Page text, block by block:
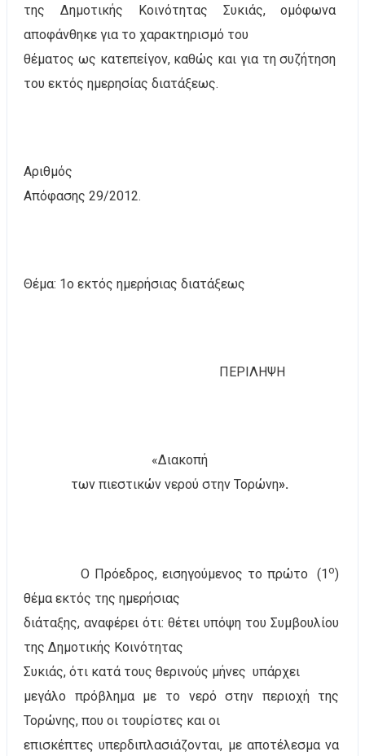
της Δημοτικής Κοινότητας Συκιάς, ομόφωνα
αποφάνθηκε για το χαρακτηρισμό του
θέματος ως κατεπείγον, καθώς και για τη συζήτηση
του εκτός ημερησίας διατάξεως.
Αριθμός
Απόφασης 29/2012.
Θέμα: 1ο εκτός ημερήσιας διατάξεως
ΠΕΡΙΛΗΨΗ
«Διακοπή
των πιεστικών νερού στην Τορώνη».
Ο Πρόεδρος, εισηγούμενος το πρώτο (1ο)
θέμα εκτός της ημερήσιας
διάταξης, αναφέρει ότι: θέτει υπόψη του Συμβουλίου
της Δημοτικής Κοινότητας
Συκιάς, ότι κατά τους θερινούς μήνες υπάρχει
μεγάλο πρόβλημα με το νερό στην περιοχή της
Τορώνης, που οι τουρίστες και οι
επισκέπτες υπερδιπλασιάζονται, με αποτέλεσμα να